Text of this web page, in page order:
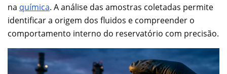
na química. A análise das amostras coletadas permite
identificar a origem dos fluidos e compreender o
comportamento interno do reservatório com precisão.